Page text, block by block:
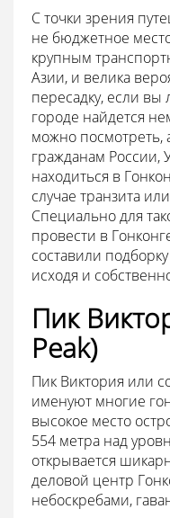
С точки зрения
не бюджетное
крупным
Азии, и велика
пересадку, если
городе найдется
можно посмотреть,
гражданам России,
находиться в
случае транзита
Специально для
провести в
составили
исходя и
Пик
Peak)
Пик Виктория или
именуют многие
высокое место
554 метра над
открывается
деловой центр
небоскребами,